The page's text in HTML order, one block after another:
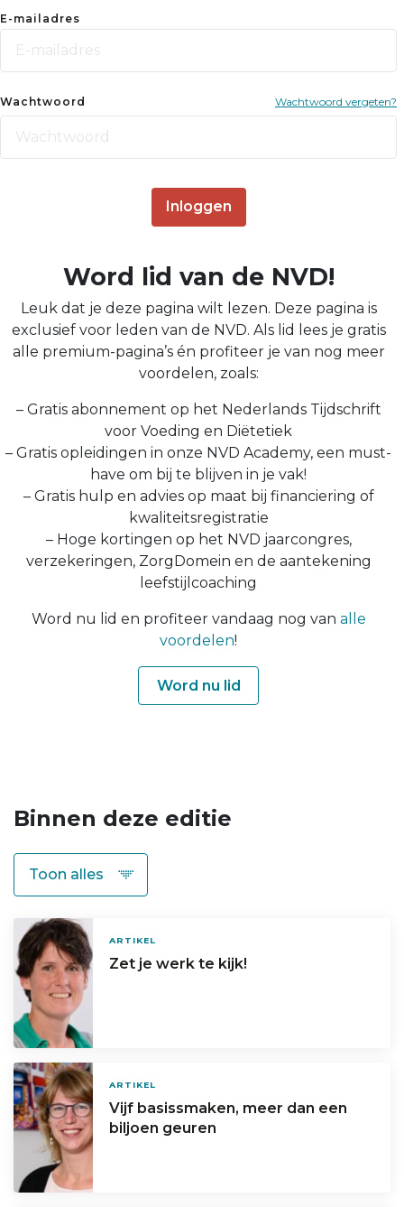
E-mailadres
Wachtwoord Wachtwoord vergeten?
Inloggen
Word lid van de NVD!
Leuk dat je deze pagina wilt lezen. Deze pagina is
exclusief voor leden van de NVD. Als lid lees je gratis
alle premium-pagina’s én profiteer je van nog meer
voordelen, zoals:
– Gratis abonnement op het Nederlands Tijdschrift
voor Voeding en Diëtetiek
– Gratis opleidingen in onze NVD Academy, een must-
have om bij te blijven in je vak!
– Gratis hulp en advies op maat bij financiering of
kwaliteitsregistratie
– Hoge kortingen op het NVD jaarcongres,
verzekeringen, ZorgDomein en de aantekening
leefstijlcoaching
Word nu lid en profiteer vandaag nog van alle
voordelen!
Word nu lid
Binnen deze editie
ARTIKEL
Zet je werk te kijk!
ARTIKEL
Vijf basissmaken, meer dan een
biljoen geuren